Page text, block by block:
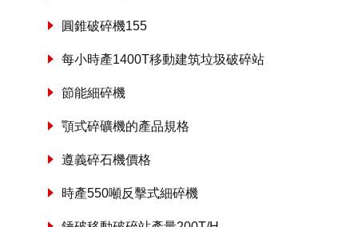
圓錐破碎機155
每小時產1400T移動建筑垃圾破碎站
節能細碎機
顎式碎礦機的產品規格
遵義碎石機價格
時產550噸反擊式細碎機